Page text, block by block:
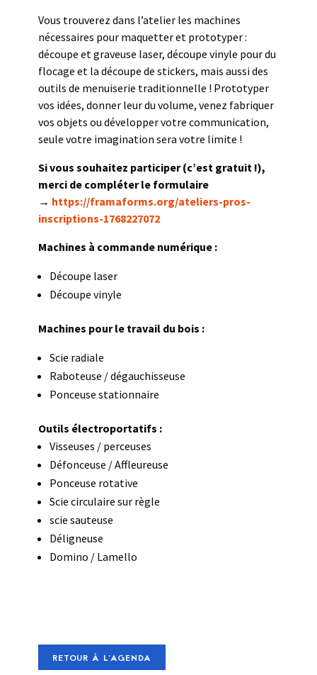
Vous trouverez dans l’atelier les machines
nécessaires pour maquetter et prototyper :
découpe et graveuse laser, découpe vinyle pour du
flocage et la découpe de stickers, mais aussi des
outils de menuiserie traditionnelle ! Prototyper
vos idées, donner leur du volume, venez fabriquer
vos objets ou développer votre communication,
seule votre imagination sera votre limite !
Si vous souhaitez participer (c’est gratuit !),
merci de compléter le formulaire
→ https://framaforms.org/ateliers-pros-
inscriptions-1768227072
Machines à commande numérique :
Découpe laser
Découpe vinyle
Machines pour le travail du bois :
Scie radiale
Raboteuse / dégauchisseuse
Ponceuse stationnaire
Outils électroportatifs :
Visseuses / perceuses
Défonceuse / Affleureuse
Ponceuse rotative
Scie circulaire sur règle
scie sauteuse
Déligneuse
Domino / Lamello
RETOUR À L'AGENDA